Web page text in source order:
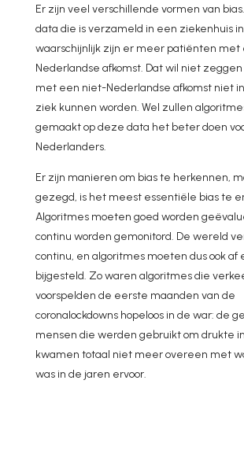
Er zijn veel verschillende vormen van
data die is verzameld in een ziekenhuis
waarschijnlijk zijn er meer patiënten met
Nederlandse afkomst. Dat wil niet
met een niet-Nederlandse afkomst niet
ziek kunnen worden. Wel zullen
gemaakt op deze data het beter doen
Nederlanders.
Er zijn manieren om bias te herkennen,
gezegd, is het meest essentiële bias te
Algoritmes moeten goed worden
continu worden gemonitord. De wereld
continu, en algoritmes moeten dus ook af
bijgesteld. Zo waren algoritmes die
voorspelden de eerste maanden van de
coronalockdowns hopeloos in de war: de
mensen die werden gebruikt om drukte
kwamen totaal niet meer overeen met
was in de jaren ervoor.